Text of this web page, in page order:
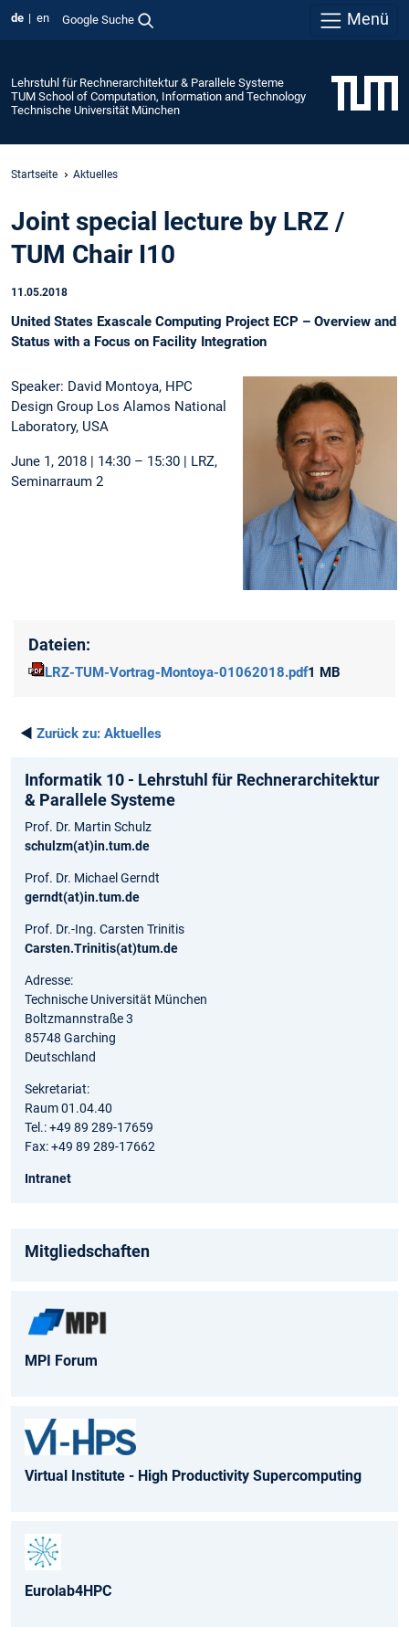
de en Google Suche Menü
Lehrstuhl für Rechnerarchitektur & Parallele Systeme
TUM School of Computation, Information and Technology
Technische Universität München
Startseite Aktuelles
Joint special lecture by LRZ /
TUM Chair I10
11.05.2018
United States Exascale Computing Project ECP – Overview and
Status with a Focus on Facility Integration
Speaker: David Montoya, HPC
Design Group Los Alamos National
Laboratory, USA
June 1, 2018 | 14:30 – 15:30 | LRZ,
Seminarraum 2
Dateien:
LRZ-TUM-Vortrag-Montoya-01062018.pdf1 MB
◄ Zurück zu: Aktuelles
Informatik 10 - Lehrstuhl für Rechnerarchitektur
& Parallele Systeme
Prof. Dr. Martin Schulz
schulzm(at)in.tum.de
Prof. Dr. Michael Gerndt
gerndt(at)in.tum.de
Prof. Dr.-Ing. Carsten Trinitis
Carsten.Trinitis(at)tum.de
Adresse:
Technische Universität München
Boltzmannstraße 3
85748 Garching
Deutschland
Sekretariat:
Raum 01.04.40
Tel.: +49 89 289-17659
Fax: +49 89 289-17662
Intranet
Mitgliedschaften
MPI Forum
Virtual Institute - High Productivity Supercomputing
Eurolab4HPC